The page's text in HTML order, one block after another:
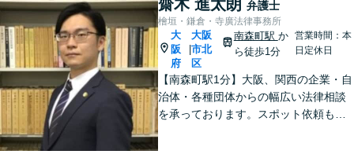
齋木 進太朗 弁護士
檜垣・鎌倉・寺廣法律事務所
大
阪
府
大阪
市北
区
南森町駅 か
ら徒歩1分
営業時間：本
日定休日
【南森町駅1分】大阪、関西の企業・自
治体・各種団体からの幅広い法律相談
を承っております。スポット依頼も可